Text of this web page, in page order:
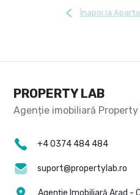
Înapoi la
PROPERTY LAB
+4 0374 484 484
suport@propertylab.ro
Agenție Imobiliară Arad -